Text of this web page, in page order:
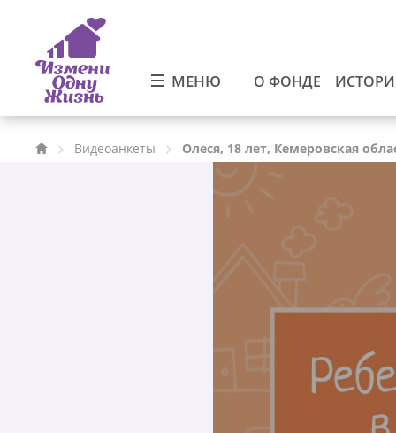
МЕНЮ О ФОНДЕ
Видеоанкеты Олеся, 18 лет, Кемеровская